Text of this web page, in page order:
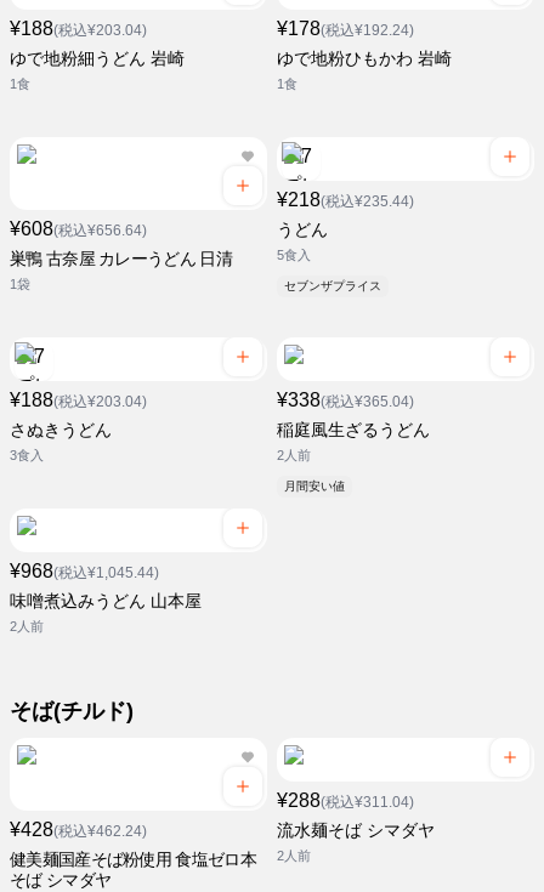
¥188(税込¥203.04)
ゆで地粉細うどん 岩崎
1食
¥178(税込¥192.24)
ゆで地粉ひもかわ 岩崎
1食
¥608(税込¥656.64)
巣鴨 古奈屋 カレーうどん 日清
1袋
¥218(税込¥235.44)
うどん
5食入
セブンザプライス
¥188(税込¥203.04)
さぬきうどん
3食入
¥338(税込¥365.04)
稲庭風生ざるうどん
2人前
月間安い値
¥968(税込¥1,045.44)
味噌煮込みうどん 山本屋
2人前
そば(チルド)
¥428(税込¥462.24)
健美麺国産そば粉使用 食塩ゼロ本
そば シマダヤ
¥288(税込¥311.04)
流水麺そば シマダヤ
2人前